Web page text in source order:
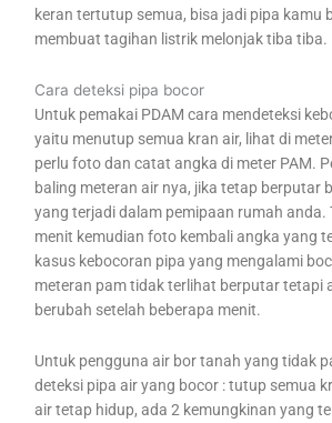
keran tertutup semua, bisa jadi pipa kamu
membuat tagihan listrik melonjak tiba tiba.
Cara deteksi pipa bocor
Untuk pemakai PDAM cara mendeteksi
yaitu menutup semua kran air, lihat di
perlu foto dan catat angka di meter PAM.
baling meteran air nya, jika tetap berputar
yang terjadi dalam pemipaan rumah anda.
menit kemudian foto kembali angka yang
kasus kebocoran pipa yang mengalami
meteran pam tidak terlihat berputar tetapi
berubah setelah beberapa menit.
Untuk pengguna air bor tanah yang tidak
deteksi pipa air yang bocor : tutup semua
air tetap hidup, ada 2 kemungkinan yang